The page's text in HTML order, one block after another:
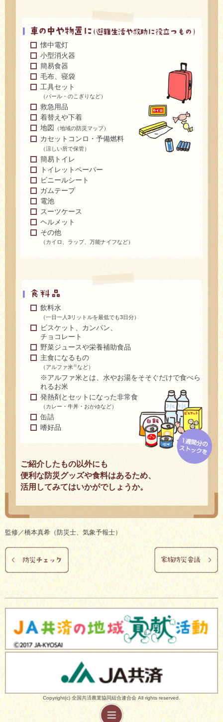
懐中電灯
小型消火器
簡易食器
毛布、寝袋
工具セット
（バール・のこぎりなど）
救急用品
着替えや下着
地図
（地域の防災マップ）
カセットコンロ・予備燃料
（涼しい所で保管）
簡易トイレ
トイレットペーパー
ビニールシート
ガムテープ
電池
スーツケース
ヘルメット
その他
（カイロ、ラップ、万能ナイフなど）
飲料水
（一日一人3リットルを最低でも3日分）
ビスケット、カンパン、
チョコレート
野菜ジュースや栄養補助食品
主食になるもの
（アルファ米※など）
※アルファ米とは、水やお湯をそそぐだけで食べら
れるお米
発熱剤とセットになった非常食
（カレー・牛丼・おかゆなど）
缶詰
嗜好品
ご紹介したもの以外にも
便利な防災グッズや食料はあるため、
活用してみてはいかがでしょうか。
監修／橋本真希（防災士、気象予報士）
Copyright(c) 全国共済農業協同組合連合会 All rights reserved.